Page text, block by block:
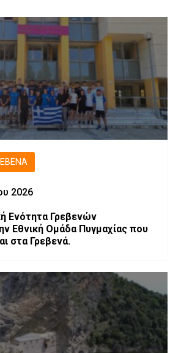
2026
Ενότητα Γρεβενών
Εθνική Ομάδα Πυγμαχίας που
στα Γρεβενά.